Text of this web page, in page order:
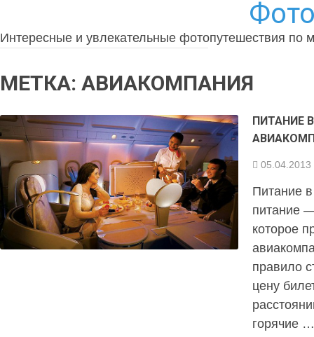
Интересные и увлекательные фотопутешествия по
МЕТКА: АВИАКОМПАНИЯ
ПИТАНИЕ
05.04.2013
Питание
питание
которое
правило
цену
горячие